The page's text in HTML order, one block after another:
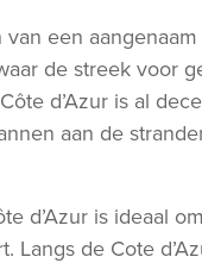
een
de streek voor
d’Azur is al
aan de
d’Azur is ideaal
Langs de Cote